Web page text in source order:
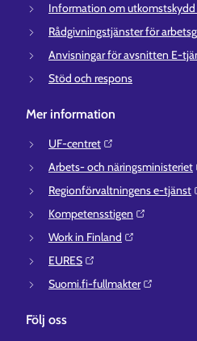
Information om
Rådgivningstjänster för
Anvisningar för avsnitten E-
Stöd och respons
Mer information
UF-centret⁠
Arbets- och näringsministeriet⁠
Regionförvaltningens e-tjänst⁠
Kompetensstigen⁠
Work in Finland⁠
EURES⁠
Suomi.fi-fullmakter⁠
Följ oss